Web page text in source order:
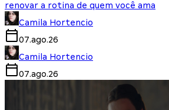
renovar a rotina de quem você ama
Camila Hortencio
07.ago.26
Camila Hortencio
07.ago.26